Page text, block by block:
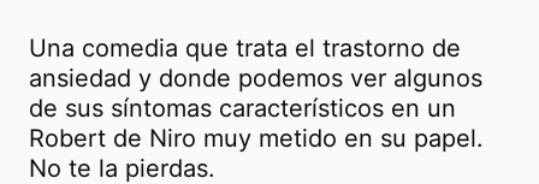
Una comedia que trata el trastorno de
ansiedad y donde podemos ver algunos
de sus síntomas característicos en un
Robert de Niro muy metido en su papel.
No te la pierdas.